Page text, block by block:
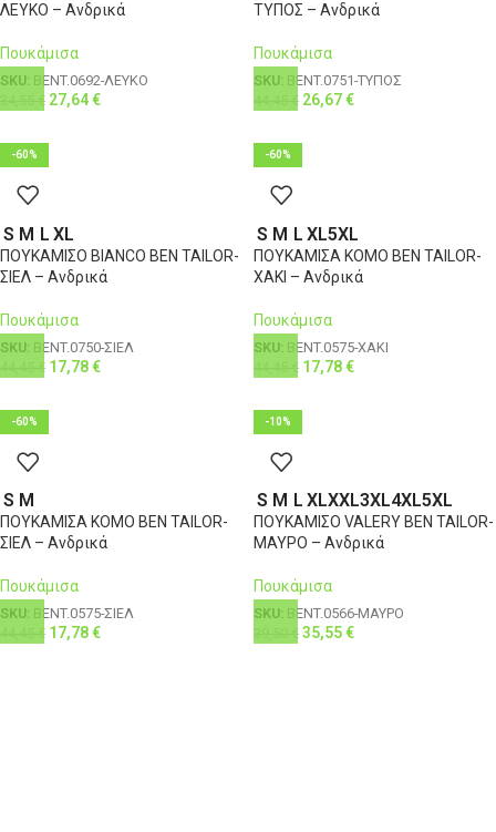
ΛΕΥΚΟ – Ανδρικά
Πουκάμισα
SKU: BENT.0692-ΛΕΥΚΟ
€ 27,64€
ΤΥΠΟΣ – Ανδρικά
Πουκάμισα
SKU: BENT.0751-ΤΥΠΟΣ
€ 26,67€
-60%
S M L XL
ΠΟΥΚΑΜΙΣΟ BIANCO BEN TAILOR-
ΣΙΕΛ – Ανδρικά
Πουκάμισα
SKU: BENT.0750-ΣΙΕΛ
€ 17,78€
-60%
S M L XL5XL
ΠΟΥΚΑΜΙΣΑ KOMO BEN TAILOR-
ΧΑΚΙ – Ανδρικά
Πουκάμισα
SKU: BENT.0575-ΧΑΚΙ
€ 17,78€
-60%
S M
ΠΟΥΚΑΜΙΣΑ KOMO BEN TAILOR-
ΣΙΕΛ – Ανδρικά
Πουκάμισα
SKU: BENT.0575-ΣΙΕΛ
€ 17,78€
-10%
S M L XLXXL3XL4XL5XL
ΠΟΥΚΑΜΙΣΟ VALERY BEN TAILOR-
ΜΑΥΡΟ – Ανδρικά
Πουκάμισα
SKU: BENT.0566-ΜΑΥΡΟ
€ 35,55€